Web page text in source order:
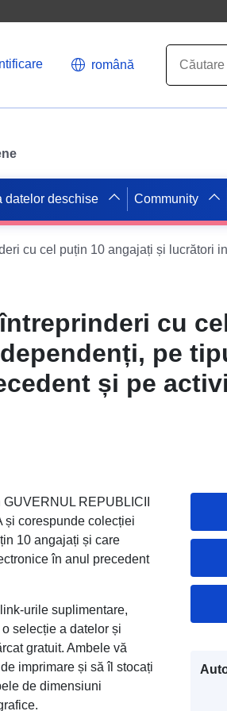
română
datelor deschise Community
cu
pe
și pe
REPUBLICII
și corespunde colecției
10 angajați și care
în anul precedent
urile suplimentare,
selecție a datelor și
gratuit. Ambele vă
imprimare și să îl stocați
de dimensiuni